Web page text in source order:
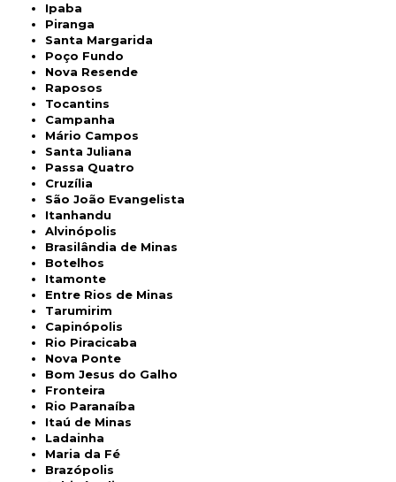
Ipaba
Piranga
Santa Margarida
Poço Fundo
Nova Resende
Raposos
Tocantins
Campanha
Mário Campos
Santa Juliana
Passa Quatro
Cruzília
São João Evangelista
Itanhandu
Alvinópolis
Brasilândia de Minas
Botelhos
Itamonte
Entre Rios de Minas
Tarumirim
Capinópolis
Rio Piracicaba
Nova Ponte
Bom Jesus do Galho
Fronteira
Rio Paranaíba
Itaú de Minas
Ladainha
Maria da Fé
Brazópolis